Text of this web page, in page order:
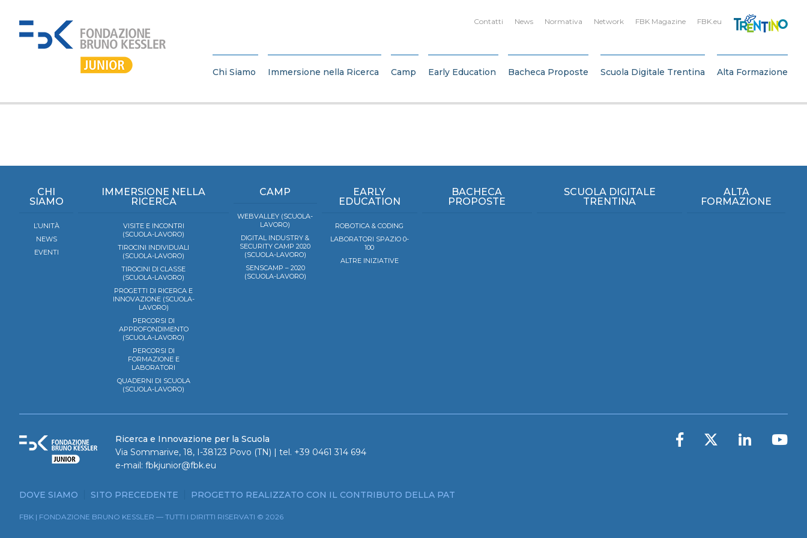
Contatti News Normativa Network FBK Magazine FBK.eu
Chi Siamo Immersione nella Ricerca Camp Early Education Bacheca Proposte Scuola Digitale Trentina Alta Formazione
CHI
SIAMO
L’UNITÀ
NEWS
EVENTI
IMMERSIONE NELLA
RICERCA
VISITE E INCONTRI
(SCUOLA-LAVORO)
TIROCINI INDIVIDUALI
(SCUOLA-LAVORO)
TIROCINI DI CLASSE
(SCUOLA-LAVORO)
PROGETTI DI RICERCA E
INNOVAZIONE (SCUOLA-
LAVORO)
PERCORSI DI
APPROFONDIMENTO
(SCUOLA-LAVORO)
PERCORSI DI
FORMAZIONE E
LABORATORI
QUADERNI DI SCUOLA
(SCUOLA-LAVORO)
CAMP
WEBVALLEY (SCUOLA-
LAVORO)
DIGITAL INDUSTRY &
SECURITY CAMP 2020
(SCUOLA-LAVORO)
SENSCAMP – 2020
(SCUOLA-LAVORO)
EARLY
EDUCATION
ROBOTICA & CODING
LABORATORI SPAZIO 0-
100
ALTRE INIZIATIVE
BACHECA
PROPOSTE
SCUOLA DIGITALE
TRENTINA
ALTA
FORMAZIONE
Ricerca e Innovazione per la Scuola
Via Sommarive, 18, I-38123 Povo (TN) | tel. +39 0461 314 694
e-mail: fbkjunior@fbk.eu
DOVE SIAMO SITO PRECEDENTE PROGETTO REALIZZATO CON IL CONTRIBUTO DELLA PAT
FBK | FONDAZIONE BRUNO KESSLER — TUTTI I DIRITTI RISERVATI © 2026